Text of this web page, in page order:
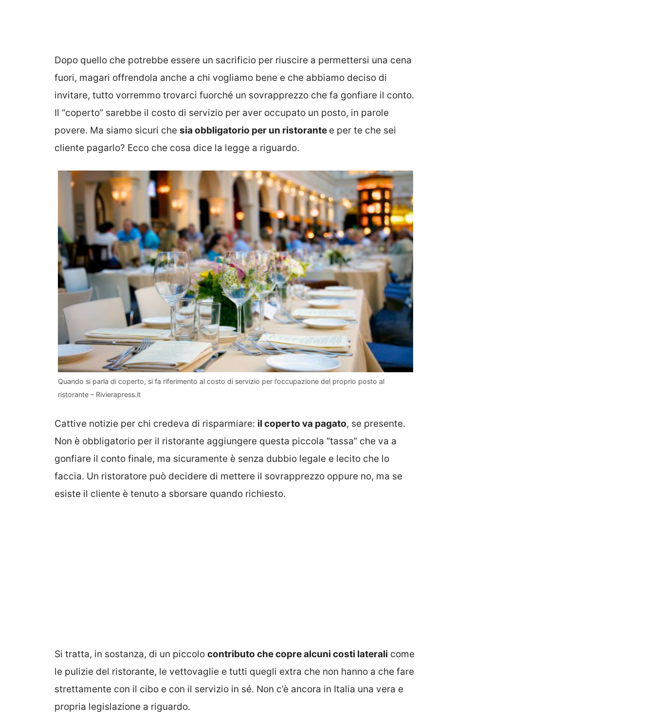
Dopo quello che potrebbe essere un sacrificio per riuscire a permettersi una cena
fuori, magari offrendola anche a chi vogliamo bene e che abbiamo deciso di
invitare, tutto vorremmo trovarci fuorché un sovrapprezzo che fa gonfiare il conto.
Il “coperto” sarebbe il costo di servizio per aver occupato un posto, in parole
povere. Ma siamo sicuri che sia obbligatorio per un ristorante e per te che sei
cliente pagarlo? Ecco che cosa dice la legge a riguardo.
Quando si parla di coperto, si fa riferimento al costo di servizio per l’occupazione del proprio posto al
ristorante – Rivierapress.it
Cattive notizie per chi credeva di risparmiare: il coperto va pagato, se presente.
Non è obbligatorio per il ristorante aggiungere questa piccola “tassa” che va a
gonfiare il conto finale, ma sicuramente è senza dubbio legale e lecito che lo
faccia. Un ristoratore può decidere di mettere il sovrapprezzo oppure no, ma se
esiste il cliente è tenuto a sborsare quando richiesto.
Si tratta, in sostanza, di un piccolo contributo che copre alcuni costi laterali come
le pulizie del ristorante, le vettovaglie e tutti quegli extra che non hanno a che fare
strettamente con il cibo e con il servizio in sé. Non c’è ancora in Italia una vera e
propria legislazione a riguardo.